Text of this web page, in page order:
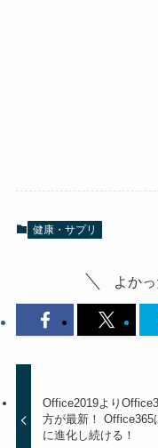
健康・サプリ
よか
Office2019より
方が最新！ Office365
に進化し続ける！